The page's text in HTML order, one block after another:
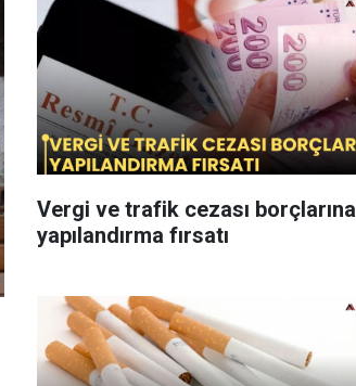
Vergi ve trafik cezası borçlarına
yapılandırma fırsatı